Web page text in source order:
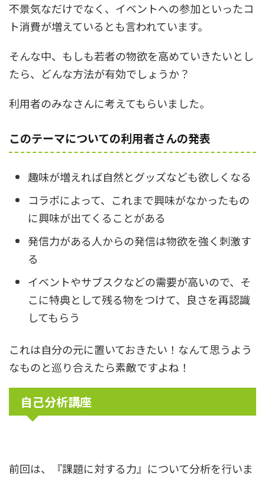
不景気なだけでなく、イベントへの参加といったコ
ト消費が増えているとも言われています。
そんな中、もしも若者の物欲を高めていきたいとし
たら、どんな方法が有効でしょうか？
利用者のみなさんに考えてもらいました。
このテーマについての利用者さんの発表
趣味が増えれば自然とグッズなども欲しくなる
コラボによって、これまで興味がなかったもの
に興味が出てくることがある
発信力がある人からの発信は物欲を強く刺激す
る
イベントやサブスクなどの需要が高いので、そ
こに特典として残る物をつけて、良さを再認識
してもらう
これは自分の元に置いておきたい！なんて思うよう
なものと巡り合えたら素敵ですよね！
自己分析講座
前回は、『課題に対する力』について分析を行いま